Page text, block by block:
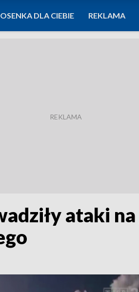
DLA CIEBIE REKLAMA
ataki